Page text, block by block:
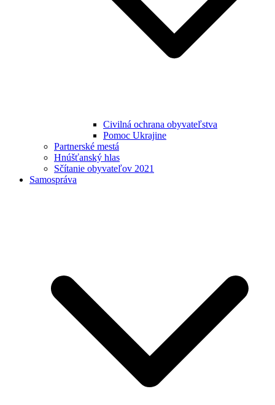
Civilná ochrana obyvateľstva
Pomoc Ukrajine
Partnerské mestá
Hnúšťanský hlas
Sčítanie obyvateľov 2021
Samospráva